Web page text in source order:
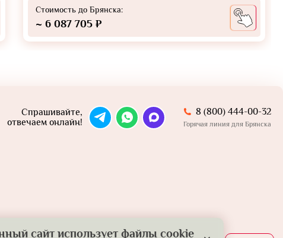
Стоимость до Брянска:
~ 6 087 705 ₽
Спрашивайте,
отвечаем онлайн!
8 (800) 444-00-32
Горячая линия для Брянска
сайт использует файлы cookie